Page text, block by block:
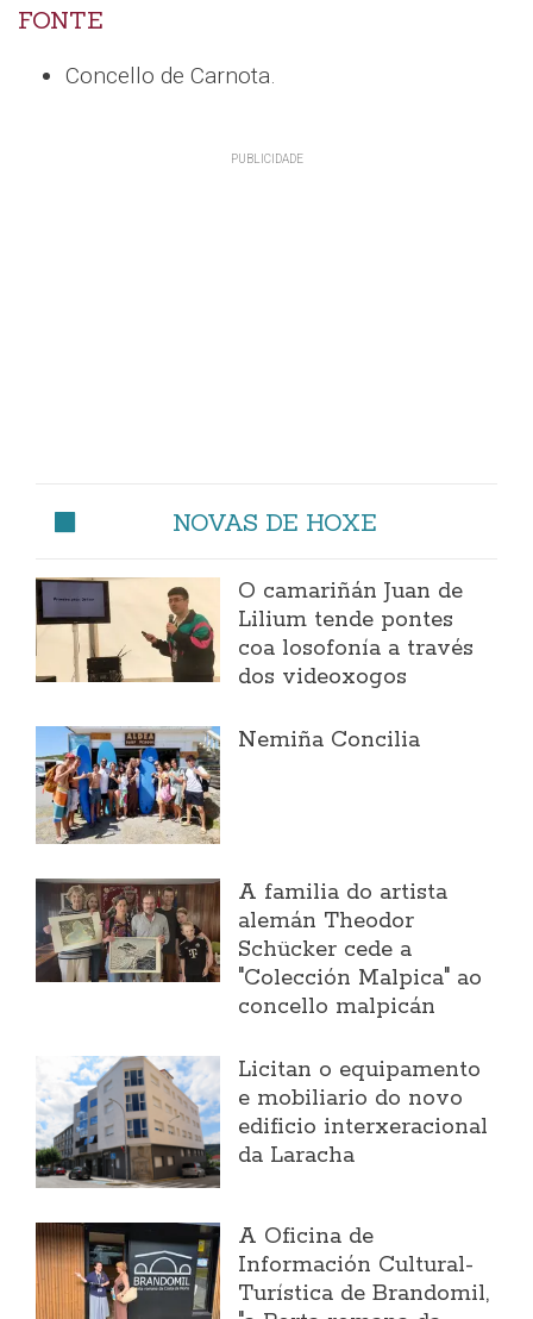
FONTE
Concello de Carnota.
NOVAS DE HOXE
O camariñán Juan de
Lilium tende pontes
coa losofonía a través
dos videoxogos
Nemiña Concilia
A familia do artista
alemán Theodor
Schücker cede a
"Colección Malpica" ao
concello malpicán
Licitan o equipamento
e mobiliario do novo
edificio interxeracional
da Laracha
A Oficina de
Información Cultural-
Turística de Brandomil,